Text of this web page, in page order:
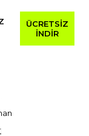
ÜCRETSİZ
İNDİR